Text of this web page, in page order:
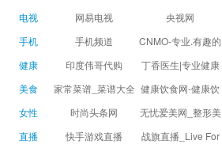
软件,证
电视 网易电视 央视网
手机
手机频道
CNMO-专业.有趣的
科技新媒体
健康
印度伟哥代购
丁香医生|专业健康
生活方式平台
美食
家常菜谱_菜谱大全
_菜谱家常菜做法大
健康饮食网-健康饮
食食谱_健康饮食小
女性
时尚头条网
LADYMAX.cn|国内
无忧爱美网_整形美
容门户
直播
快手游戏直播
战旗直播_Live For